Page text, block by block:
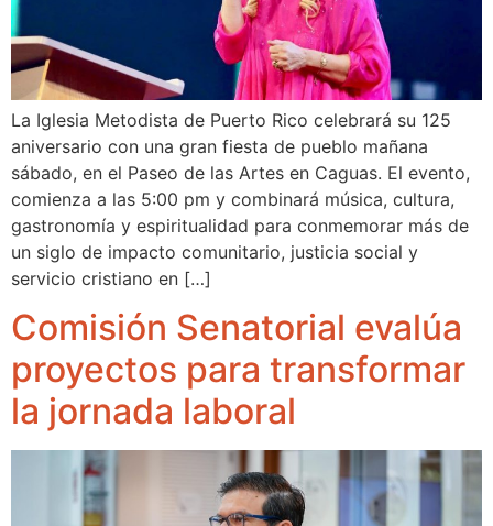
La Iglesia Metodista de Puerto Rico celebrará su 125
aniversario con una gran fiesta de pueblo mañana
sábado, en el Paseo de las Artes en Caguas. El evento,
comienza a las 5:00 pm y combinará música, cultura,
gastronomía y espiritualidad para conmemorar más de
un siglo de impacto comunitario, justicia social y
servicio cristiano en […]
Comisión Senatorial evalúa
proyectos para transformar
la jornada laboral